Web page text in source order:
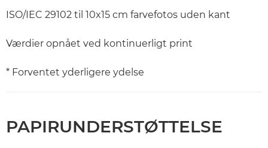
ISO/IEC 29102 til 10x15 cm farvefotos uden kant
Værdier opnået ved kontinuerligt print
* Forventet yderligere ydelse
PAPIRUNDERSTØTTELSE